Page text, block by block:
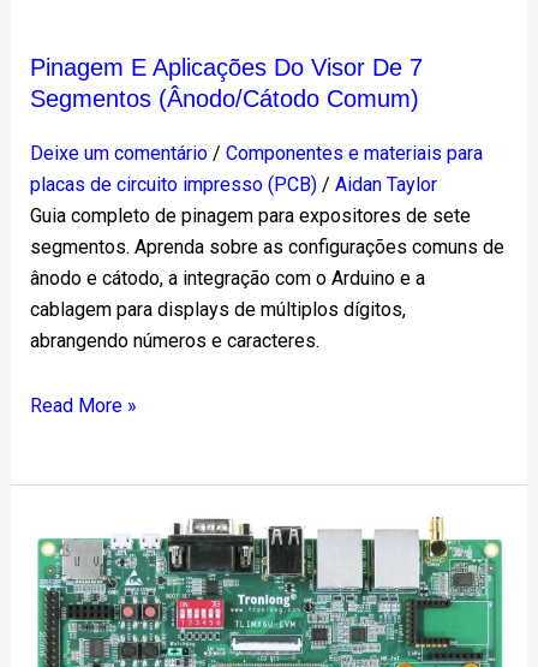
Pinagem E Aplicações Do Visor De 7
Segmentos (Ânodo/Cátodo Comum)
Deixe um comentário / Componentes e materiais para
placas de circuito impresso (PCB)/ Aidan Taylor
Guia completo de pinagem para expositores de sete
segmentos. Aprenda sobre as configurações comuns de
ânodo e cátodo, a integração com o Arduino e a
cablagem para displays de múltiplos dígitos,
abrangendo números e caracteres.
Read More »
Desenvolvimento
do
módulo
IoT
da